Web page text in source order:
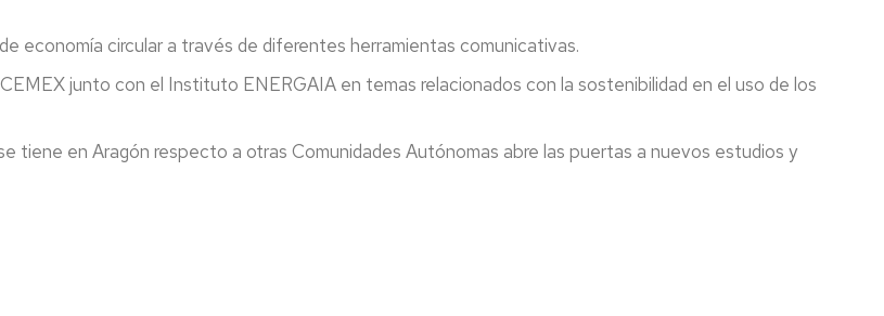
circular a través de diferentes herramientas comunicativas.
junto con el Instituto ENERGAIA en temas relacionados con la sostenibilidad en el uso de los
tiene en Aragón respecto a otras Comunidades Autónomas abre las puertas a nuevos estudios y